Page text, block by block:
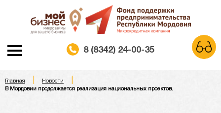
8 (8342) 24-00-35
Шрифт: A A A
Главная Новости
В Мордовии продолжается реализация национальных проектов.